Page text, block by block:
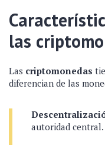
las
Las criptomonedas
diferencian de las
autoridad central.